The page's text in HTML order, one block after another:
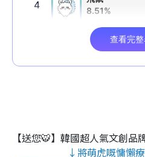
【送您🐯】韓國超人氣文創品
↓將萌虎嘅慵懶